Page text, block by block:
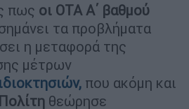
πως οι ΟΤΑ Α΄ βαθμού
τα προβλήματα
η μεταφορά της
μέτρων
που ακόμη και
θεώρησε